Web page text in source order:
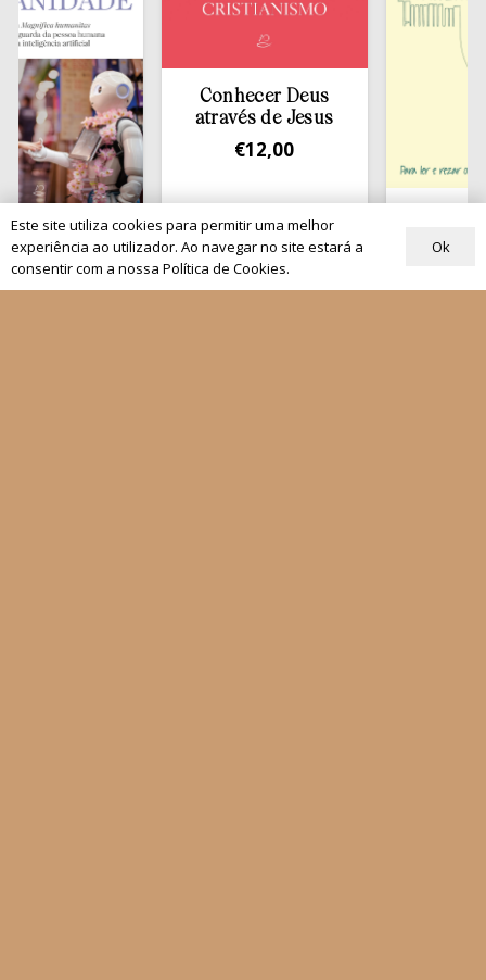
Conhecer Deus
através de Jesus
12,00
estante
Este site utiliza cookies para permitir uma melhor
experiência ao utilizador. Ao navegar no site estará a
consentir com a nossa Política de Cookies.
Ok